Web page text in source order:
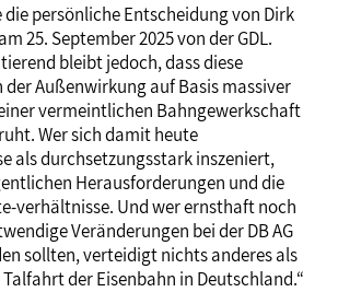
die persönliche Entscheidung von Dirk
25. September 2025 von der GDL.
bleibt jedoch, dass diese
der Außenwirkung auf Basis massiver
vermeintlichen Bahngewerkschaft
Wer sich damit heute
als durchsetzungsstark inszeniert,
Herausforderungen und die
verhältnisse. Und wer ernsthaft noch
Veränderungen bei der DB AG
sollten, verteidigt nichts anderes als
der Eisenbahn in Deutschland.“